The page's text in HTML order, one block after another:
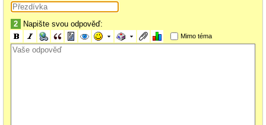
2 Napište svou odpověď:
Mimo téma